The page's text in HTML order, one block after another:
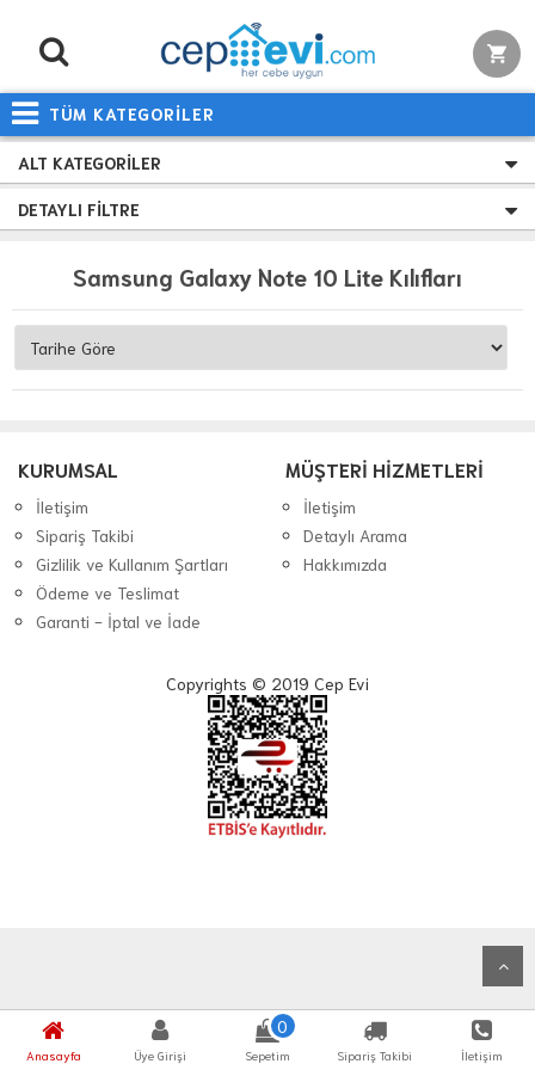
TÜM KATEGORİLER
Anasayfa Üye Girişi
0
Sepetim Sipariş Takibi İletişim
ALT KATEGORILER
DETAYLI FILTRE
Samsung Galaxy Note 10 Lite Kılıfları
KURUMSAL
İletişim
Sipariş Takibi
Gizlilik ve Kullanım Şartları
Ödeme ve Teslimat
Garanti - İptal ve İade
MÜŞTERİ HİZMETLERİ
İletişim
Detaylı Arama
Hakkımızda
Copyrights © 2019 Cep Evi